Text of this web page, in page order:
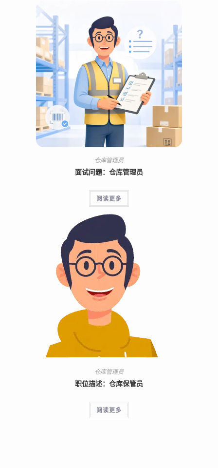
仓库管理员
面试问题：仓库管理员
阅读更多
仓库管理员
职位描述：仓库保管员
阅读更多